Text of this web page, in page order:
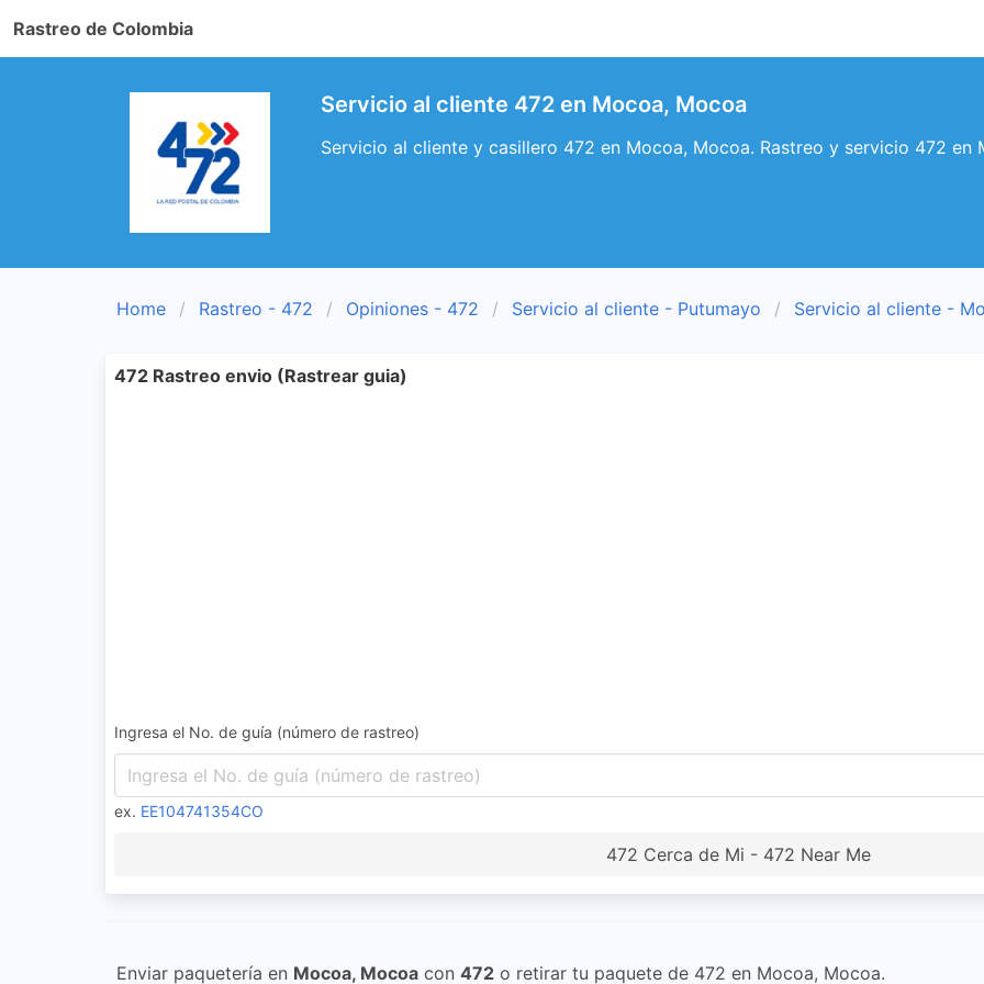
Rastreo de Colombia
Servicio al cliente 472 en Mocoa, Mocoa
Servicio al cliente y casillero 472 en Mocoa, Mocoa. Rastreo y servicio 472 en
Home Rastreo - 472 Opiniones - 472 Servicio al cliente - Putumayo Servicio al cliente -
472 Rastreo envio (Rastrear guia)
Ingresa el No. de guía (número de rastreo)
ex. EE104741354CO
472 Cerca de Mi - 472 Near Me
Enviar paquetería en Mocoa, Mocoa con 472 o retirar tu paquete de 472 en Mocoa, Mocoa.